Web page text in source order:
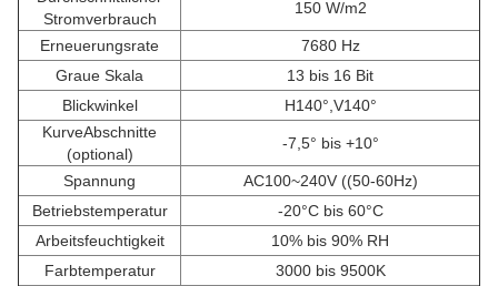
Stromverbrauch
150 W/m2
Erneuerungsrate
7680 Hz
Graue Skala
13 bis 16 Bit
Blickwinkel
H140°,V140°
KurveAbschnitte
(optional)
-7,5° bis +10°
Spannung
AC100~240V ((50-60Hz)
Betriebstemperatur
-20°C bis 60°C
Arbeitsfeuchtigkeit
10% bis 90% RH
Farbtemperatur
3000 bis 9500K